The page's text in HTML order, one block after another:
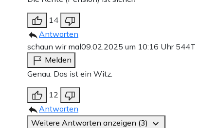
14
Antworten
schaun wir mal09.02.2025 um 10:16 Uhr 544T
Melden
Genau. Das ist ein Witz.
12
Antworten
Weitere Antworten anzeigen (3)